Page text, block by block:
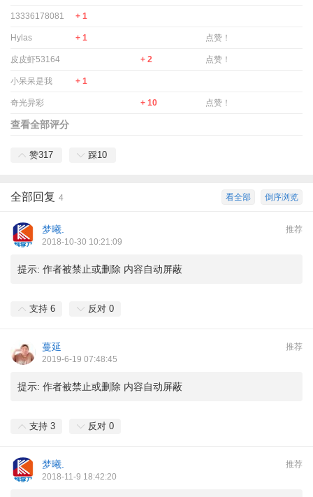
13336178081 + 1
Hylas + 1 点赞！
皮皮虾53164 + 2 点赞！
小呆呆是我 + 1
奇光异彩 + 10 点赞！
查看全部评分
赞317 踩10
倒序浏览
看全部
全部回复 4
推荐
梦曦.
2018-10-30 10:21:09
提示: 作者被禁止或删除 内容自动屏蔽
支持 6 反对 0
推荐
蔓延
2019-6-19 07:48:45
提示: 作者被禁止或删除 内容自动屏蔽
支持 3 反对 0
推荐
梦曦.
2018-11-9 18:42:20